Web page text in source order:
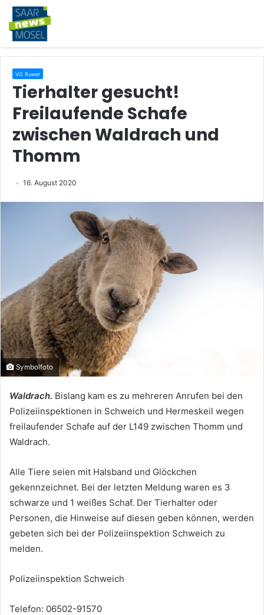
VG Ruwer
Tierhalter gesucht!
Freilaufende Schafe
zwischen Waldrach und
Thomm
16. August 2020
Symbolfoto
Waldrach. Bislang kam es zu mehreren Anrufen bei den
Polizeiinspektionen in Schweich und Hermeskeil wegen
freilaufender Schafe auf der L149 zwischen Thomm und
Waldrach.
Alle Tiere seien mit Halsband und Glöckchen
gekennzeichnet. Bei der letzten Meldung waren es 3
schwarze und 1 weißes Schaf. Der Tierhalter oder
Personen, die Hinweise auf diesen geben können, werden
gebeten sich bei der Polizeiinspektion Schweich zu
melden.
Polizeiinspektion Schweich
Telefon: 06502-91570